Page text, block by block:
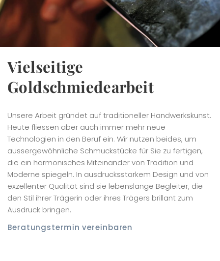
Vielseitige
Goldschmiedearbeit
Unsere Arbeit gründet auf traditioneller Handwerkskunst.
Heute fliessen aber auch immer mehr neue
Technologien in den Beruf ein. Wir nutzen beides, um
aussergewöhnliche Schmuckstücke für Sie zu fertigen,
die ein harmonisches Miteinander von Tradition und
Moderne spiegeln. In ausdrucksstarkem Design und von
exzellenter Qualität sind sie lebenslange Begleiter, die
den Stil ihrer Trägerin oder ihres Trägers brillant zum
Ausdruck bringen.
Beratungstermin vereinbaren